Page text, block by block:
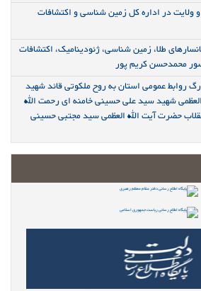
ولایت در اداره کل زمین شناسی و اکتشافات
طلا، زمین شناسی، ژئودینامیک، اکتشافات
محمدحسن کریم پور
روابط عمومی استان به روح ملکوتی قائد شهید
شهید سید علی حسینی خامنه ای رحمت الله
حضرت آیت الله العظمی سید مجتبی حسینی